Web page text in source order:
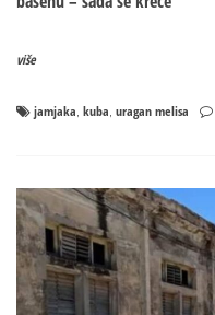
više
jamjaka kuba uragan melisa